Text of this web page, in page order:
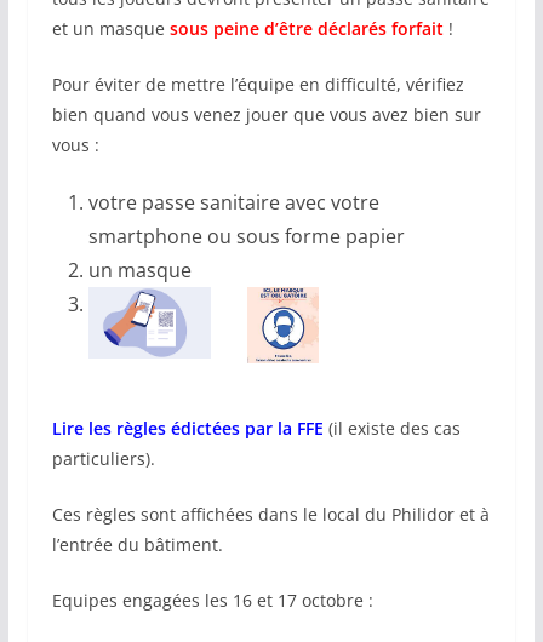
et un masque sous peine d’être déclarés forfait!
Pour éviter de mettre l’équipe en difficulté, vérifiez
bien quand vous venez jouer que vous avez bien sur
vous :
votre passe sanitaire avec votre
smartphone ou sous forme papier
un masque
Lire les règles édictées par la FFE (il existe des cas
particuliers).
Ces règles sont affichées dans le local du Philidor et à
l’entrée du bâtiment.
Equipes engagées les 16 et 17 octobre :